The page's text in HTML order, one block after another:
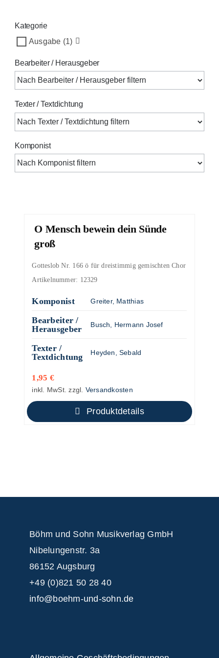
O Mensch bewein dein Sünde
groß
Gotteslob Nr. 166 ö für dreistimmig gemischten Chor
Artikelnummer: 12329
Komponist Greiter, Matthias
Bearbeiter /
Herausgeber
Busch, Hermann Josef
Texter /
Textdichtung
Heyden, Sebald
1,95 €
inkl. MwSt. zzgl. Versandkosten
Produktdetails
Kategorie
Ausgabe (1)
Bearbeiter / Herausgeber
Texter / Textdichtung
Komponist
Böhm und Sohn Musikverlag GmbH
Nibelungenstr. 3a
86152 Augsburg
+49 (0)821 50 28 40
info@boehm-und-sohn.de